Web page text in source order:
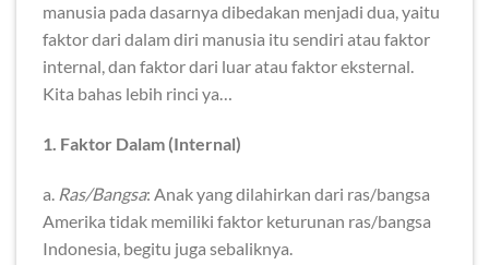
manusia pada dasarnya dibedakan menjadi dua, yaitu
faktor dari dalam diri manusia itu sendiri atau faktor
internal, dan faktor dari luar atau faktor eksternal.
Kita bahas lebih rinci ya…
1. Faktor Dalam (Internal)
a. Ras/Bangsa: Anak yang dilahirkan dari ras/bangsa
Amerika tidak memiliki faktor keturunan ras/bangsa
Indonesia, begitu juga sebaliknya.